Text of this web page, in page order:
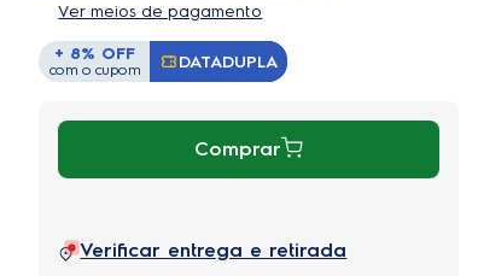
Ver meios de pagamento
+ 8% OFF
com o cupom DATADUPLA
Copiar Cupom
Comprar
Verificar entrega e retirada